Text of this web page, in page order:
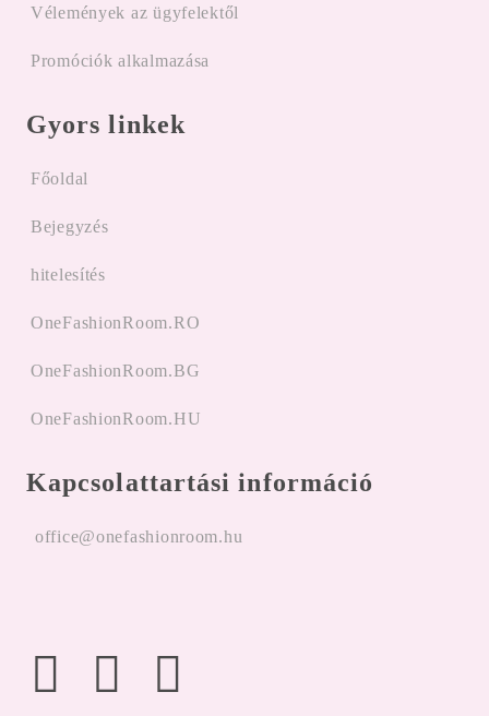
Vélemények az ügyfelektől
Promóciók alkalmazása
Gyors linkek
Főoldal
Bejegyzés
hitelesítés
OneFashionRoom.RO
OneFashionRoom.BG
OneFashionRoom.HU
Kapcsolattartási információ
office@onefashionroom.hu